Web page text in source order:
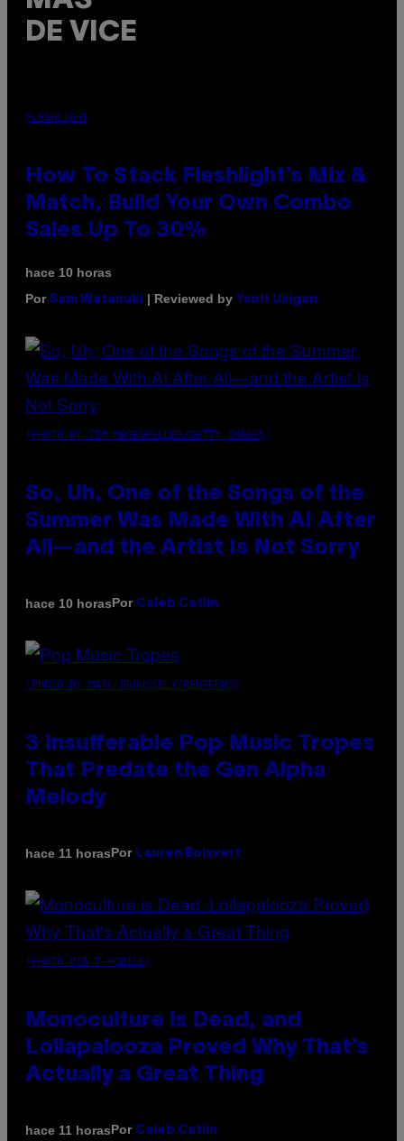
DE VICE
FLESHLIGHT
How To Stack Fleshlight’s Mix &
Match, Build Your Own Combo
Sales Up To 30%
hace 10 horas
Por Sam Watanuki | Reviewed by Ysolt Usigan
(PHOTO BY TIM MOSENFELDER/GETTY IMAGES)
So, Uh, One of the Songs of the
Summer Was Made With AI After
All—and the Artist Is Not Sorry
hace 10 horasPor Caleb Catlin
(PHOTO BY MARC BROUSSELY/REDFERNS)
3 Insufferable Pop Music Tropes
That Predate the Gen Alpha
Melody
hace 11 horasPor Lauren Boisvert
(PHOTO VIA T-MOBILE)
Monoculture is Dead, and
Lollapalooza Proved Why That’s
Actually a Great Thing
hace 11 horasPor Caleb Catlin